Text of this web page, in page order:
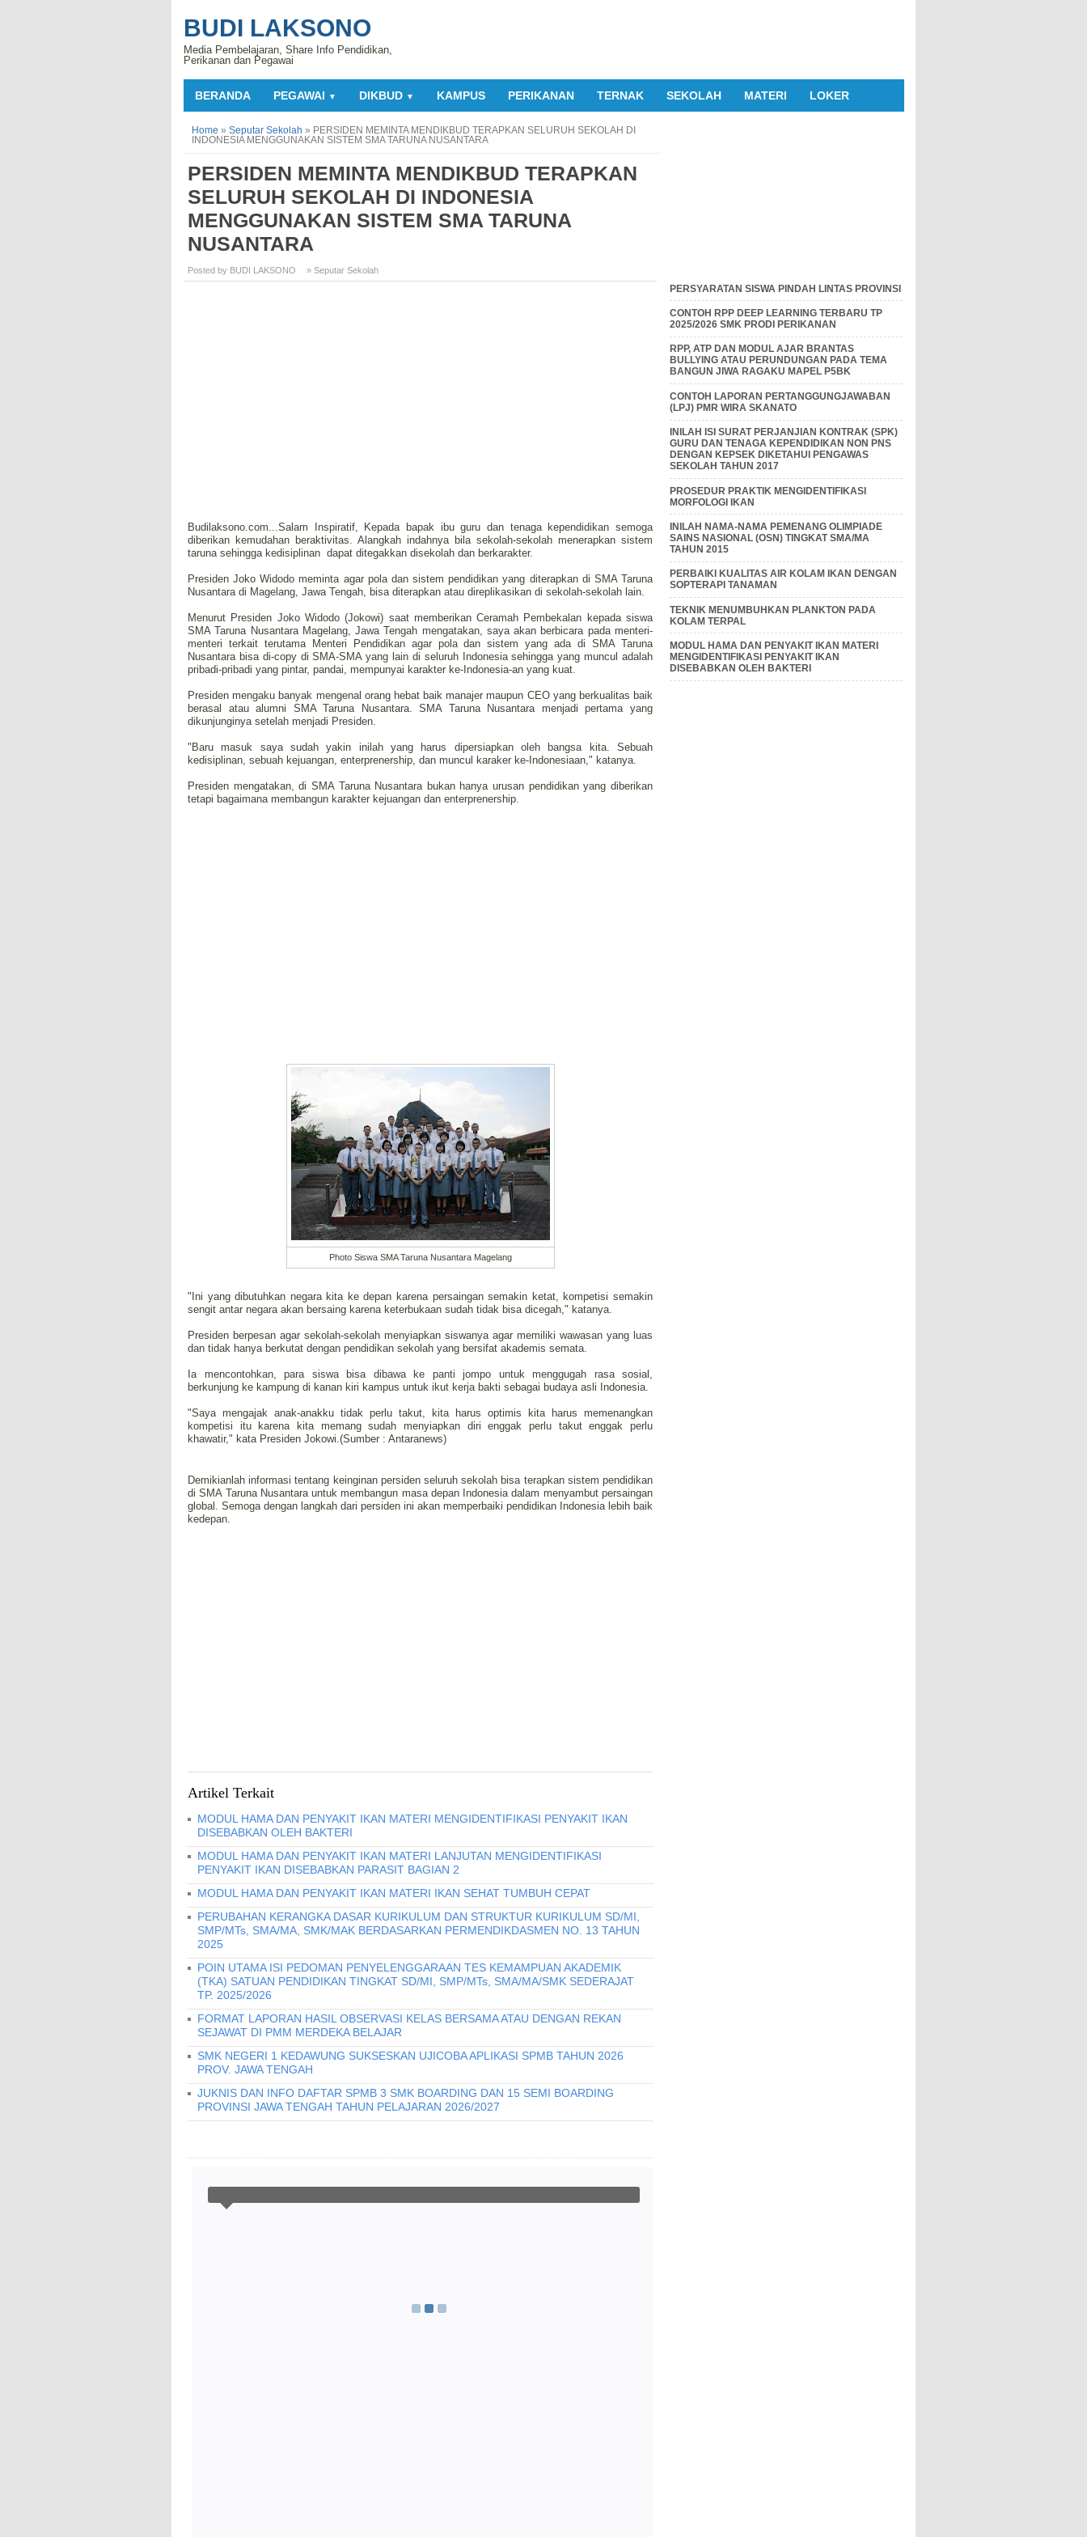
BUDI LAKSONO
Media Pembelajaran, Share Info Pendidikan,
Perikanan dan Pegawai
BERANDA PEGAWAI ▼ DIKBUD ▼ KAMPUS PERIKANAN TERNAK SEKOLAH MATERI LOKER
Home » Seputar Sekolah » PERSIDEN MEMINTA MENDIKBUD TERAPKAN SELURUH SEKOLAH DI
INDONESIA MENGGUNAKAN SISTEM SMA TARUNA NUSANTARA
PERSIDEN MEMINTA MENDIKBUD TERAPKAN
SELURUH SEKOLAH DI INDONESIA
MENGGUNAKAN SISTEM SMA TARUNA
NUSANTARA
Posted by BUDI LAKSONO » Seputar Sekolah
Budilaksono.com...Salam Inspiratif, Kepada bapak ibu guru dan tenaga kependidikan semoga
diberikan kemudahan beraktivitas. Alangkah indahnya bila sekolah-sekolah menerapkan sistem
taruna sehingga kedisiplinan dapat ditegakkan disekolah dan berkarakter.
Presiden Joko Widodo meminta agar pola dan sistem pendidikan yang diterapkan di SMA Taruna
Nusantara di Magelang, Jawa Tengah, bisa diterapkan atau direplikasikan di sekolah-sekolah lain.
Menurut Presiden Joko Widodo (Jokowi) saat memberikan Ceramah Pembekalan kepada siswa
SMA Taruna Nusantara Magelang, Jawa Tengah mengatakan, saya akan berbicara pada menteri-
menteri terkait terutama Menteri Pendidikan agar pola dan sistem yang ada di SMA Taruna
Nusantara bisa di-copy di SMA-SMA yang lain di seluruh Indonesia sehingga yang muncul adalah
pribadi-pribadi yang pintar, pandai, mempunyai karakter ke-Indonesia-an yang kuat.
Presiden mengaku banyak mengenal orang hebat baik manajer maupun CEO yang berkualitas baik
berasal atau alumni SMA Taruna Nusantara. SMA Taruna Nusantara menjadi pertama yang
dikunjunginya setelah menjadi Presiden.
"Baru masuk saya sudah yakin inilah yang harus dipersiapkan oleh bangsa kita. Sebuah
kedisiplinan, sebuah kejuangan, enterprenership, dan muncul karaker ke-Indonesiaan," katanya.
Presiden mengatakan, di SMA Taruna Nusantara bukan hanya urusan pendidikan yang diberikan
tetapi bagaimana membangun karakter kejuangan dan enterprenership.
Photo Siswa SMA Taruna Nusantara Magelang
"Ini yang dibutuhkan negara kita ke depan karena persaingan semakin ketat, kompetisi semakin
sengit antar negara akan bersaing karena keterbukaan sudah tidak bisa dicegah," katanya.
Presiden berpesan agar sekolah-sekolah menyiapkan siswanya agar memiliki wawasan yang luas
dan tidak hanya berkutat dengan pendidikan sekolah yang bersifat akademis semata.
Ia mencontohkan, para siswa bisa dibawa ke panti jompo untuk menggugah rasa sosial,
berkunjung ke kampung di kanan kiri kampus untuk ikut kerja bakti sebagai budaya asli Indonesia.
"Saya mengajak anak-anakku tidak perlu takut, kita harus optimis kita harus memenangkan
kompetisi itu karena kita memang sudah menyiapkan diri enggak perlu takut enggak perlu
khawatir," kata Presiden Jokowi.(Sumber : Antaranews)
Demikianlah informasi tentang keinginan persiden seluruh sekolah bisa terapkan sistem pendidikan
di SMA Taruna Nusantara untuk membangun masa depan Indonesia dalam menyambut persaingan
global. Semoga dengan langkah dari persiden ini akan memperbaiki pendidikan Indonesia lebih baik
kedepan.
Artikel Terkait
MODUL HAMA DAN PENYAKIT IKAN MATERI MENGIDENTIFIKASI PENYAKIT IKAN
DISEBABKAN OLEH BAKTERI
MODUL HAMA DAN PENYAKIT IKAN MATERI LANJUTAN MENGIDENTIFIKASI
PENYAKIT IKAN DISEBABKAN PARASIT BAGIAN 2
MODUL HAMA DAN PENYAKIT IKAN MATERI IKAN SEHAT TUMBUH CEPAT
PERUBAHAN KERANGKA DASAR KURIKULUM DAN STRUKTUR KURIKULUM SD/MI,
SMP/MTs, SMA/MA, SMK/MAK BERDASARKAN PERMENDIKDASMEN NO. 13 TAHUN
2025
POIN UTAMA ISI PEDOMAN PENYELENGGARAAN TES KEMAMPUAN AKADEMIK
(TKA) SATUAN PENDIDIKAN TINGKAT SD/MI, SMP/MTs, SMA/MA/SMK SEDERAJAT
TP. 2025/2026
FORMAT LAPORAN HASIL OBSERVASI KELAS BERSAMA ATAU DENGAN REKAN
SEJAWAT DI PMM MERDEKA BELAJAR
SMK NEGERI 1 KEDAWUNG SUKSESKAN UJICOBA APLIKASI SPMB TAHUN 2026
PROV. JAWA TENGAH
JUKNIS DAN INFO DAFTAR SPMB 3 SMK BOARDING DAN 15 SEMI BOARDING
PROVINSI JAWA TENGAH TAHUN PELAJARAN 2026/2027
PERSYARATAN SISWA PINDAH LINTAS PROVINSI
CONTOH RPP DEEP LEARNING TERBARU TP
2025/2026 SMK PRODI PERIKANAN
RPP, ATP DAN MODUL AJAR BRANTAS
BULLYING ATAU PERUNDUNGAN PADA TEMA
BANGUN JIWA RAGAKU MAPEL P5BK
CONTOH LAPORAN PERTANGGUNGJAWABAN
(LPJ) PMR WIRA SKANATO
INILAH ISI SURAT PERJANJIAN KONTRAK (SPK)
GURU DAN TENAGA KEPENDIDIKAN NON PNS
DENGAN KEPSEK DIKETAHUI PENGAWAS
SEKOLAH TAHUN 2017
PROSEDUR PRAKTIK MENGIDENTIFIKASI
MORFOLOGI IKAN
INILAH NAMA-NAMA PEMENANG OLIMPIADE
SAINS NASIONAL (OSN) TINGKAT SMA/MA
TAHUN 2015
PERBAIKI KUALITAS AIR KOLAM IKAN DENGAN
SOPTERAPI TANAMAN
TEKNIK MENUMBUHKAN PLANKTON PADA
KOLAM TERPAL
MODUL HAMA DAN PENYAKIT IKAN MATERI
MENGIDENTIFIKASI PENYAKIT IKAN
DISEBABKAN OLEH BAKTERI